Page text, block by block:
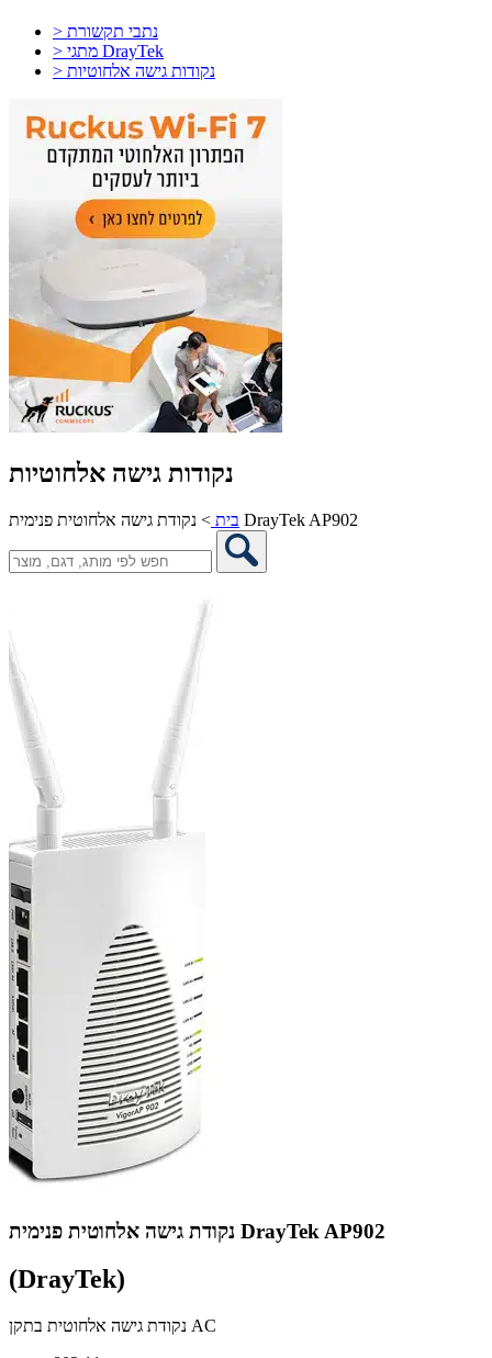
> נתבי תקשורת
> מתגי DrayTek
> נקודות גישה אלחוטיות
נקודות גישה אלחוטיות
בית > נקודת גישה אלחוטית פנימית DrayTek AP902
נקודת גישה אלחוטית פנימית DrayTek AP902
(DrayTek)
נקודת גישה אלחוטית בתקן AC